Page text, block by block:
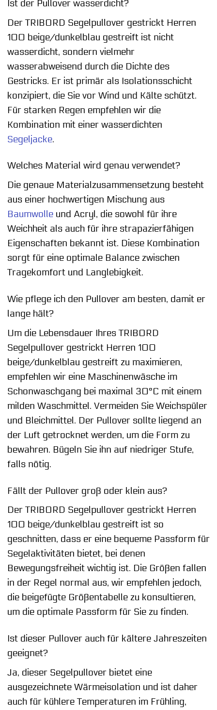
Ist der Pullover wasserdicht?
Der TRIBORD Segelpullover gestrickt Herren
100 beige/dunkelblau gestreift ist nicht
wasserdicht, sondern vielmehr
wasserabweisend durch die Dichte des
Gestricks. Er ist primär als Isolationsschicht
konzipiert, die Sie vor Wind und Kälte schützt.
Für starken Regen empfehlen wir die
Kombination mit einer wasserdichten
Segeljacke.
Welches Material wird genau verwendet?
Die genaue Materialzusammensetzung besteht
aus einer hochwertigen Mischung aus
Baumwolle und Acryl, die sowohl für ihre
Weichheit als auch für ihre strapazierfähigen
Eigenschaften bekannt ist. Diese Kombination
sorgt für eine optimale Balance zwischen
Tragekomfort und Langlebigkeit.
Wie pflege ich den Pullover am besten, damit er
lange hält?
Um die Lebensdauer Ihres TRIBORD
Segelpullover gestrickt Herren 100
beige/dunkelblau gestreift zu maximieren,
empfehlen wir eine Maschinenwäsche im
Schonwaschgang bei maximal 30°C mit einem
milden Waschmittel. Vermeiden Sie Weichspüler
und Bleichmittel. Der Pullover sollte liegend an
der Luft getrocknet werden, um die Form zu
bewahren. Bügeln Sie ihn auf niedriger Stufe,
falls nötig.
Fällt der Pullover groß oder klein aus?
Der TRIBORD Segelpullover gestrickt Herren
100 beige/dunkelblau gestreift ist so
geschnitten, dass er eine bequeme Passform für
Segelaktivitäten bietet, bei denen
Bewegungsfreiheit wichtig ist. Die Größen fallen
in der Regel normal aus, wir empfehlen jedoch,
die beigefügte Größentabelle zu konsultieren,
um die optimale Passform für Sie zu finden.
Ist dieser Pullover auch für kältere Jahreszeiten
geeignet?
Ja, dieser Segelpullover bietet eine
ausgezeichnete Wärmeisolation und ist daher
auch für kühlere Temperaturen im Frühling,